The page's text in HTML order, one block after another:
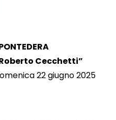
Cecchetti”
22 giugno 2025